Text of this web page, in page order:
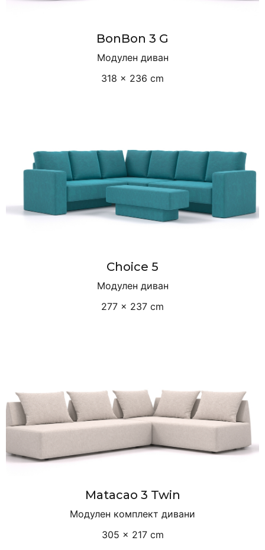
BonBon 3 G
Модулен диван
318 × 236 cm
Choice 5
Модулен диван
277 × 237 cm
Matacao 3 Twin
Модулен комплект дивани
305 × 217 cm